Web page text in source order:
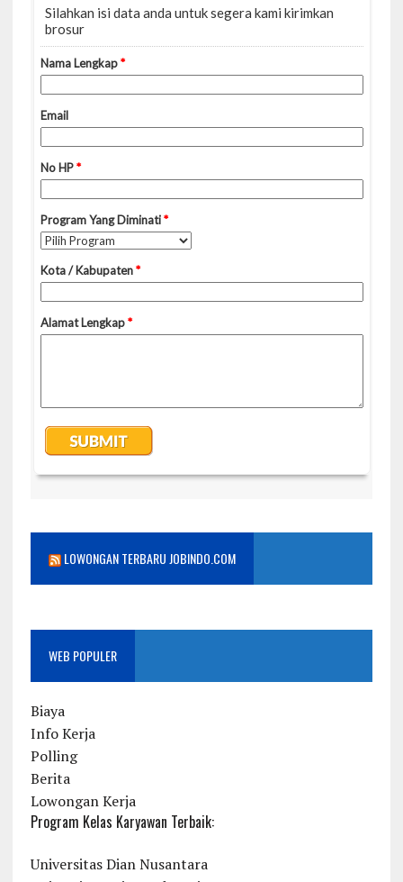
LOWONGAN TERBARU JOBINDO.COM
WEB POPULER
Biaya
Info Kerja
Polling
Berita
Lowongan Kerja
Program Kelas Karyawan Terbaik:
Universitas Dian Nusantara